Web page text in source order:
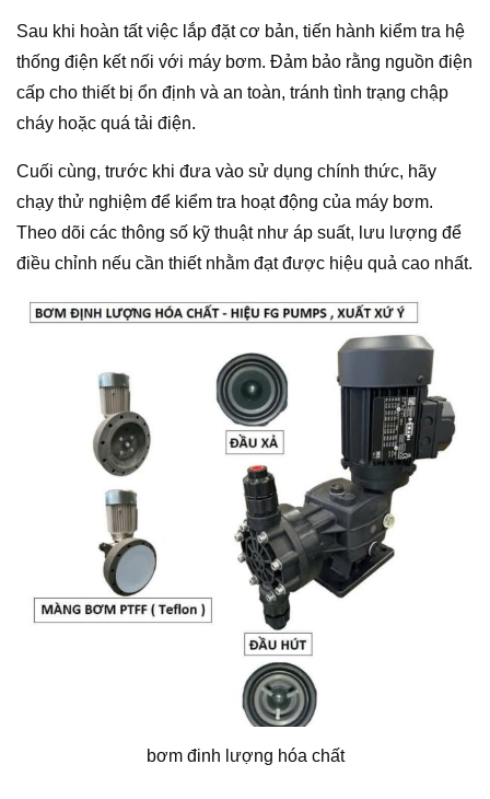
Sau khi hoàn tất việc lắp đặt cơ bản, tiến hành kiểm tra hệ
thống điện kết nối với máy bơm. Đảm bảo rằng nguồn điện
cấp cho thiết bị ổn định và an toàn, tránh tình trạng chập
cháy hoặc quá tải điện.
Cuối cùng, trước khi đưa vào sử dụng chính thức, hãy
chạy thử nghiệm để kiểm tra hoạt động của máy bơm.
Theo dõi các thông số kỹ thuật như áp suất, lưu lượng để
điều chỉnh nếu cần thiết nhằm đạt được hiệu quả cao nhất.
bơm đinh lượng hóa chất